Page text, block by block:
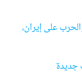
على إيران،
جديدة